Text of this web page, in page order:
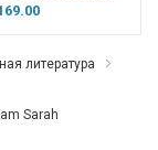
литература
Sarah